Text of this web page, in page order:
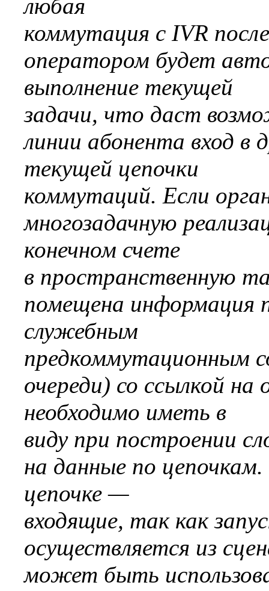
любая
коммутация с IVR
оператором будет
выполнение текущей
задачи, что даст
линии абонента вход в
текущей цепочки
коммутаций. Если
многозадачную
конечном счете
в пространственную
помещена информация
служебным
предкоммутационным
очереди) со ссылкой
необходимо иметь в
виду при построении
на данные по
цепочке —
входящие, так как
осуществляется из
может быть